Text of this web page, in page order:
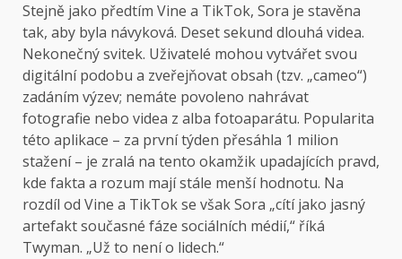
Stejně jako předtím Vine a TikTok, Sora je stavěna
tak, aby byla návyková. Deset sekund dlouhá videa.
Nekonečný svitek. Uživatelé mohou vytvářet svou
digitální podobu a zveřejňovat obsah (tzv. „cameo“)
zadáním výzev; nemáte povoleno nahrávat
fotografie nebo videa z alba fotoaparátu. Popularita
této aplikace – za první týden přesáhla 1 milion
stažení – je zralá na tento okamžik upadajících pravd,
kde fakta a rozum mají stále menší hodnotu. Na
rozdíl od Vine a TikTok se však Sora „cítí jako jasný
artefakt současné fáze sociálních médií,“ říká
Twyman. „Už to není o lidech.“